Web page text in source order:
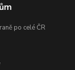
po celé ČR